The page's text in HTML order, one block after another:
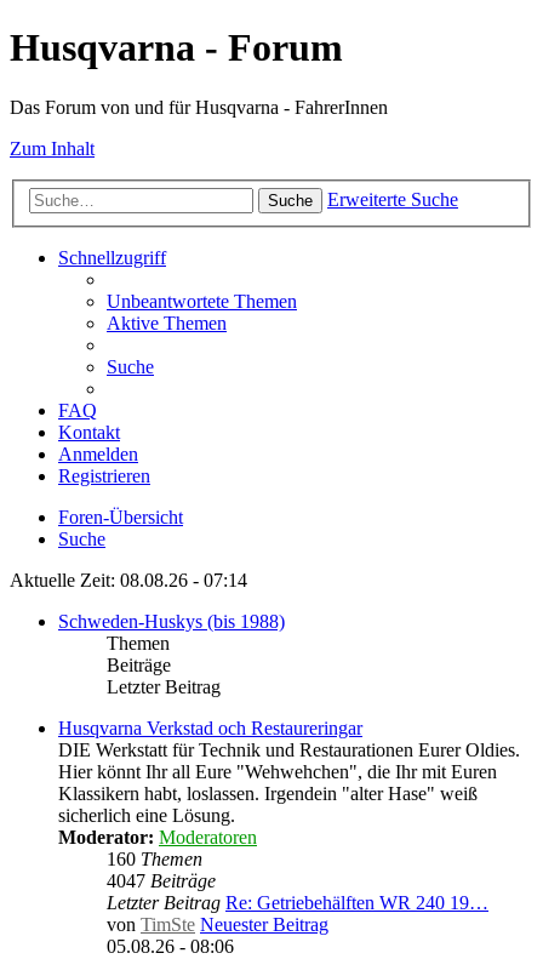
Husqvarna - Forum
Das Forum von und für Husqvarna - FahrerInnen
Zum Inhalt
Suche Erweiterte Suche
Schnellzugriff
Unbeantwortete Themen
Aktive Themen
Suche
FAQ
Kontakt
Anmelden
Registrieren
Foren-Übersicht
Suche
Aktuelle Zeit: 08.08.26 - 07:14
Schweden-Huskys (bis 1988)
Themen
Beiträge
Letzter Beitrag
Husqvarna Verkstad och Restaureringar
DIE Werkstatt für Technik und Restaurationen Eurer Oldies.
Hier könnt Ihr all Eure "Wehwehchen", die Ihr mit Euren
Klassikern habt, loslassen. Irgendein "alter Hase" weiß
sicherlich eine Lösung.
Moderator: Moderatoren
160 Themen
4047 Beiträge
Letzter Beitrag Re: Getriebehälften WR 240 19…
von TimSte Neuester Beitrag
05.08.26 - 08:06